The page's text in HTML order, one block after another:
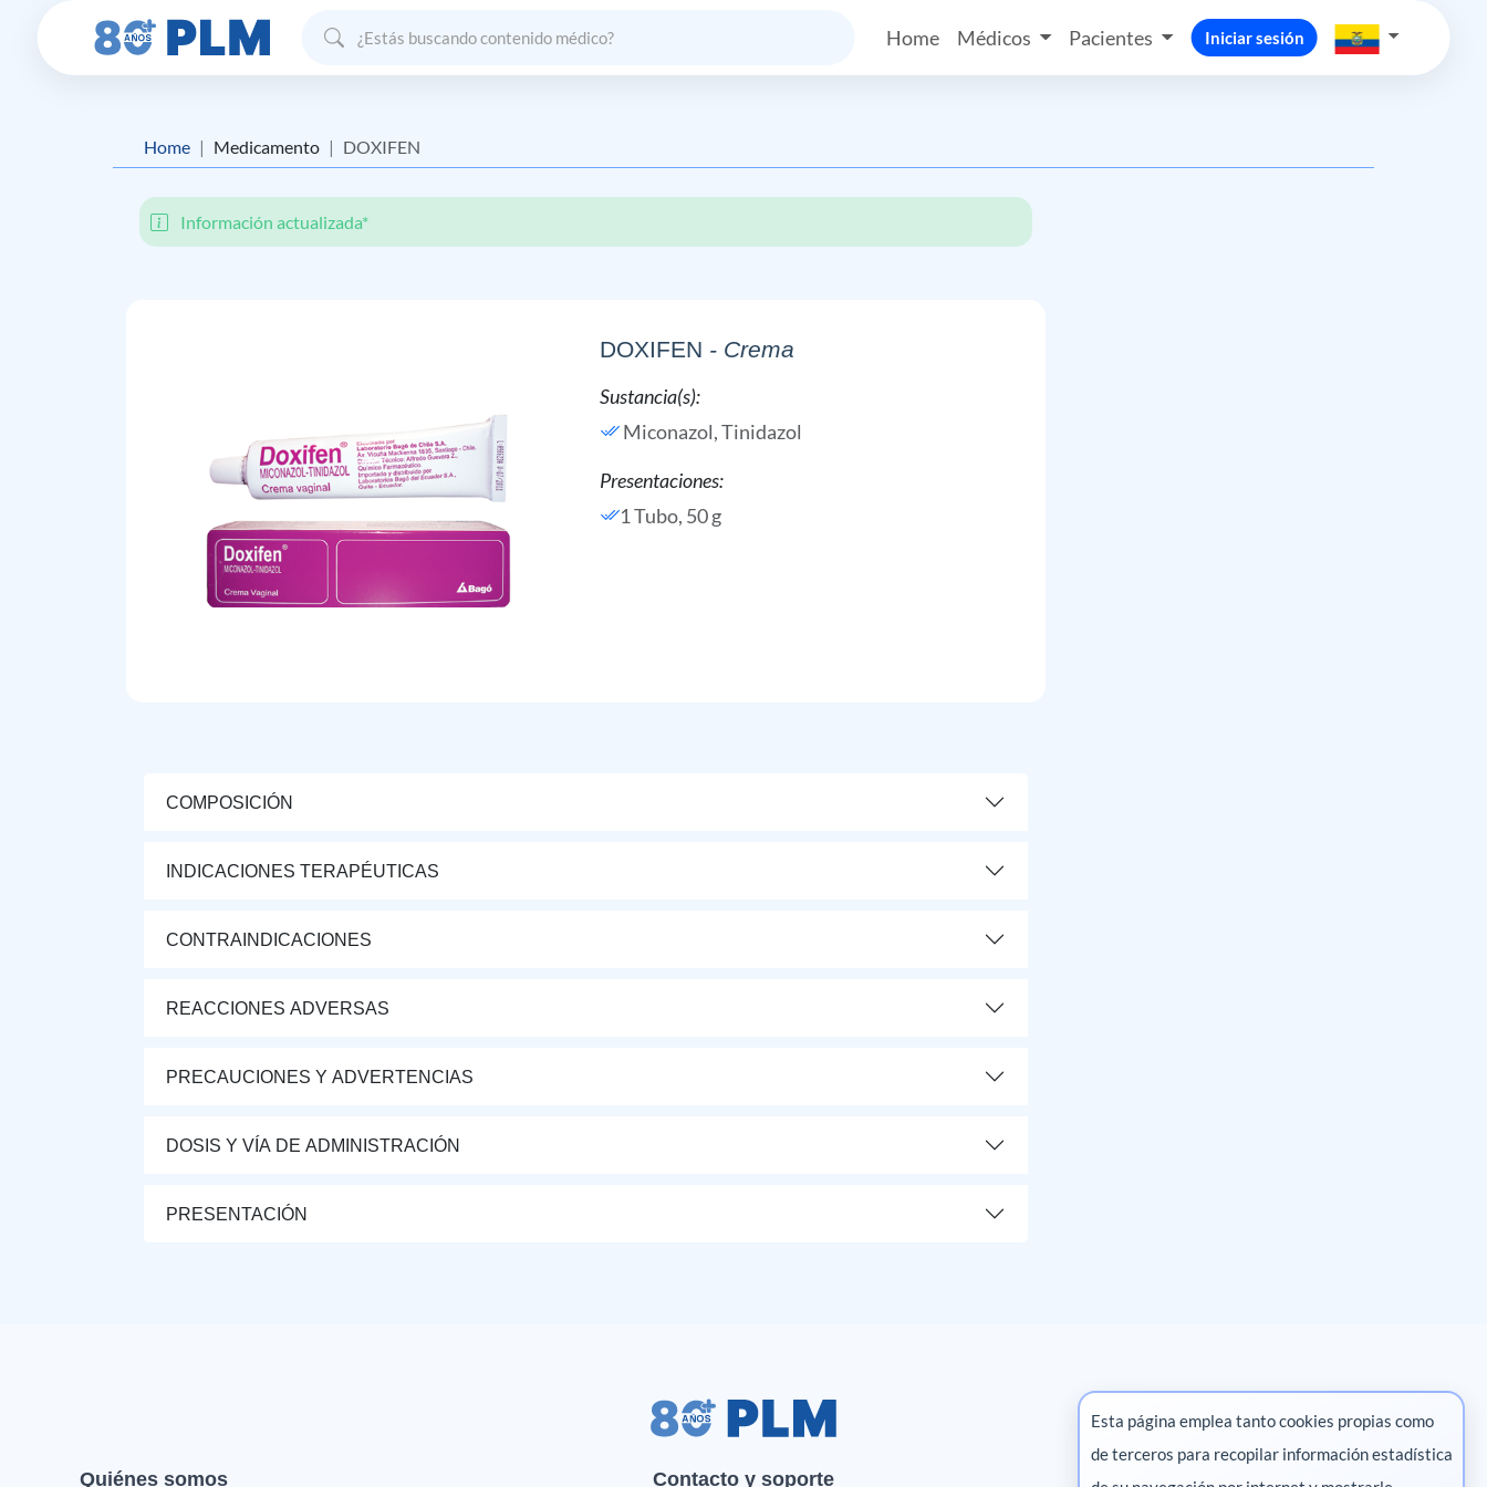
Home Médicos Pacientes Iniciar sesión
Home Medicamento DOXIFEN
Información actualizada*
DOXIFEN - Crema
Sustancia(s):
Miconazol,Tinidazol
Presentaciones:
1 Tubo, 50 g
COMPOSICIÓN
INDICACIONES TERAPÉUTICAS
CONTRAINDICACIONES
REACCIONES ADVERSAS
PRECAUCIONES Y ADVERTENCIAS
DOSIS Y VÍA DE ADMINISTRACIÓN
PRESENTACIÓN
Quiénes somos Contacto y soporte Marketing digital
Esta página emplea tanto cookies propias como
de terceros para recopilar información estadística